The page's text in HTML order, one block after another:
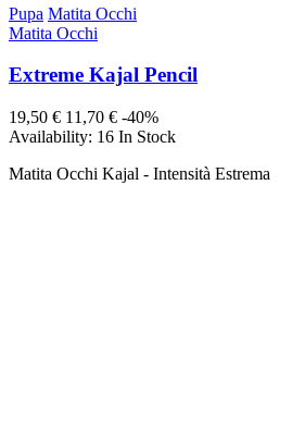
Pupa Matita Occhi
Matita Occhi
Extreme Kajal Pencil
19,50 € 11,70 € -40%
Availability: 16 In Stock
Matita Occhi Kajal - Intensità Estrema